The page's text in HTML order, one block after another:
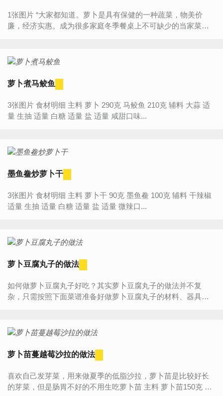
1张图片 “大家都知道。萝卜是具有保健的一种蔬菜，物美价
廉，经济实惠。成为很多家庭冬季餐桌上不可缺少的当家菜。
萝卜煮马鲛鱼
3张图片 食材明细 主料 萝卜 290克 马鲛鱼 210克 辅料 大蒜 适
量 生抽 适量 白糖 适量 盐 适量 咸甜口味...
墨鱼鲞炒萝卜干
3张图片 食材明细 主料 萝卜干 90克 墨鱼鲞 100克 辅料 干辣椒
适量 生抽 适量 白糖 适量 盐 适量 微辣口...
萝卜豆腐丸子的做法
如何做萝卜豆腐丸子好吃？其实萝卜豆腐丸子的做法并不复
杂，只需按照下面菜谱准备好做萝卜豆腐丸子的材料、器具，
萝卜苗蔓越莓沙拉的做法
喜欢自己发芽菜，用来做夏季的低脂沙拉，萝卜苗是比较好长
的芽菜，但是肠胃不好的不用生吃萝卜苗 主料 萝卜苗150克 蔓